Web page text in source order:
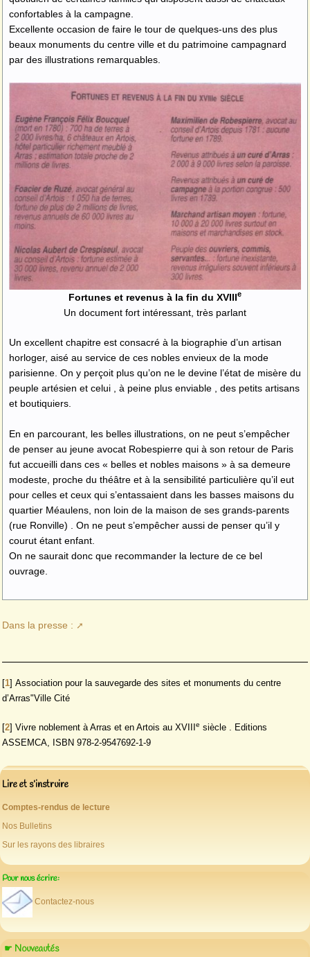
confortables à la campagne.
Excellente occasion de faire le tour de quelques-uns des plus
beaux monuments du centre ville et du patrimoine campagnard
par des illustrations remarquables.
Fortunes et revenus à la fin du XVIIIe
Un document fort intéressant, très parlant
Un excellent chapitre est consacré à la biographie d’un artisan
horloger, aisé au service de ces nobles envieux de la mode
parisienne. On y perçoit plus qu’on ne le devine l’état de misère du
peuple artésien et celui , à peine plus enviable , des petits artisans
et boutiquiers.
En en parcourant, les belles illustrations, on ne peut s’empêcher
de penser au jeune avocat Robespierre qui à son retour de Paris
fut accueilli dans ces « belles et nobles maisons » à sa demeure
modeste, proche du théâtre et à la sensibilité particulière qu’il eut
pour celles et ceux qui s’entassaient dans les basses maisons du
quartier Méaulens, non loin de la maison de ses grands-parents
(rue Ronville) . On ne peut s’empêcher aussi de penser qu’il y
courut étant enfant.
On ne saurait donc que recommander la lecture de ce bel
ouvrage.
Dans la presse :
[1] Association pour la sauvegarde des sites et monuments du centre
d’Arras"Ville Cité
[2] Vivre noblement à Arras et en Artois au XVIIIe siècle . Editions
ASSEMCA, ISBN 978-2-9547692-1-9
Lire et s’instruire
Comptes-rendus de lecture
Nos Bulletins
Sur les rayons des libraires
Pour nous écrire:
Contactez-nous
☛ Nouveautés